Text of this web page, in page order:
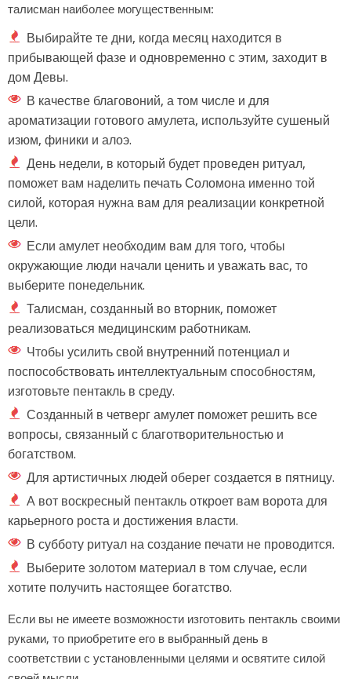
талисман наиболее могущественным:
Выбирайте те дни, когда месяц находится в
прибывающей фазе и одновременно с этим, заходит в
дом Девы.
В качестве благовоний, а том числе и для
ароматизации готового амулета, используйте сушеный
изюм, финики и алоэ.
День недели, в который будет проведен ритуал,
поможет вам наделить печать Соломона именно той
силой, которая нужна вам для реализации конкретной
цели.
Если амулет необходим вам для того, чтобы
окружающие люди начали ценить и уважать вас, то
выберите понедельник.
Талисман, созданный во вторник, поможет
реализоваться медицинским работникам.
Чтобы усилить свой внутренний потенциал и
поспособствовать интеллектуальным способностям,
изготовьте пентакль в среду.
Созданный в четверг амулет поможет решить все
вопросы, связанный с благотворительностью и
богатством.
Для артистичных людей оберег создается в пятницу.
А вот воскресный пентакль откроет вам ворота для
карьерного роста и достижения власти.
В субботу ритуал на создание печати не проводится.
Выберите золотом материал в том случае, если
хотите получить настоящее богатство.
Если вы не имеете возможности изготовить пентакль своими
руками, то приобретите его в выбранный день в
соответствии с установленными целями и освятите силой